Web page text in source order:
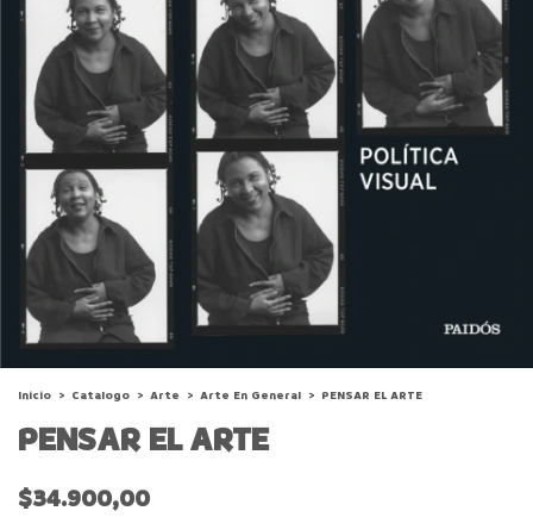
Inicio > Catalogo > Arte > Arte En General > PENSAR EL ARTE
PENSAR EL ARTE
$34.900,00